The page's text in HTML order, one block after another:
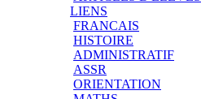
LIENS
FRANCAIS
HISTOIRE
ADMINISTRATIF
ASSR
ORIENTATION